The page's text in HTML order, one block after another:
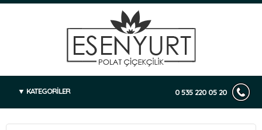
KATEGORİLER 0 535 220 05 20